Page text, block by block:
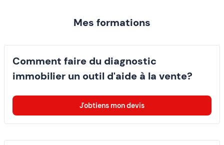
Mes formations
Comment faire du diagnostic
immobilier un outil d'aide à la vente?
J'obtiens mon devis